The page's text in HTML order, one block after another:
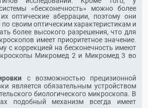
«бесконечность» можно более
оптические аберрации, поэтому они
своим оптическим характеристикам и
более высокого разрешения, что для
имеет приоритетное значение.
с коррекцией на бесконечность имеют
Микромед 2 и Микромед 3 во
с возможностью прецизионной
является обязательным устройством
биологического микроскопа. В
подобный механизм всегда имеет